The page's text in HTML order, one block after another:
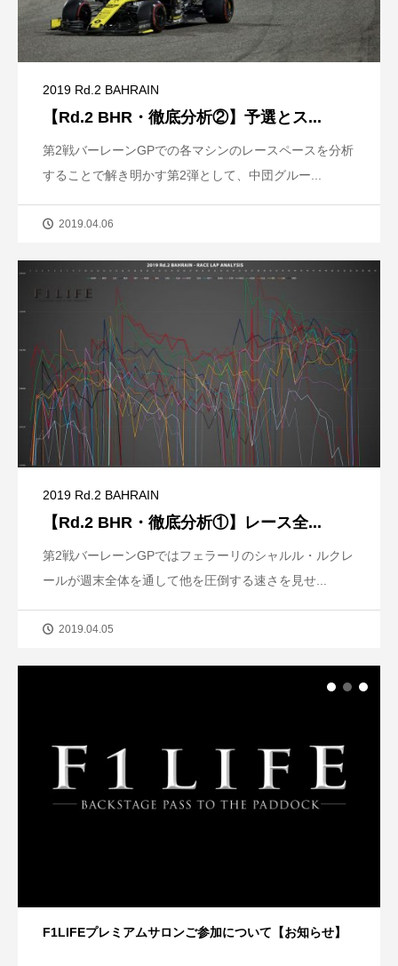
2019 Rd.2 BAHRAIN
【Rd.2 BHR・徹底分析②】予選とス...
第2戦バーレーンGPでの各マシンのレースペースを分析
することで解き明かす第2弾として、中団グルー...
2019.04.06
2019 Rd.2 BAHRAIN
【Rd.2 BHR・徹底分析①】レース全...
第2戦バーレーンGPではフェラーリのシャルル・ルクレ
ールが週末全体を通して他を圧倒する速さを見せ...
2019.04.05
F1LIFEプレミアムサロンご参加について【お知らせ】